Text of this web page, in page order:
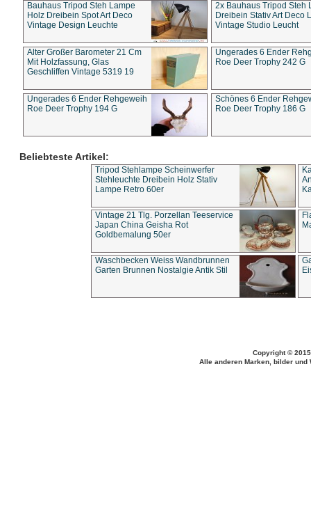
Bauhaus Tripod Steh Lampe
Holz Dreibein Spot Art Deco
Vintage Design Leuchte
2x Bauhaus Tripod Steh
Dreibein Stativ Art Deco
Vintage Studio Leucht
Alter Großer Barometer 21 Cm
Mit Holzfassung, Glas
Geschliffen Vintage 5319 19
Ungerades 6 Ender
Roe Deer Trophy 242 G
Ungerades 6 Ender Rehgeweih
Roe Deer Trophy 194 G
Schönes 6 Ender
Roe Deer Trophy 186 G
Beliebteste Artikel:
Tripod Stehlampe Scheinwerfer
Stehleuchte Dreibein Holz Stativ
Lampe Retro 60er
Vintage 21 Tlg. Porzellan Teeservice
Japan China Geisha Rot
Goldbemalung 50er
Waschbecken Weiss Wandbrunnen
Garten Brunnen Nostalgie Antik Stil
Copyright ©
Alle anderen Marken, bilder und